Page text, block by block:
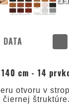
cm - 14
otvoru v